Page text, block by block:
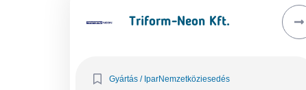
Triform-Neon Kft.
Gyártás / IparNemzetköziesedés